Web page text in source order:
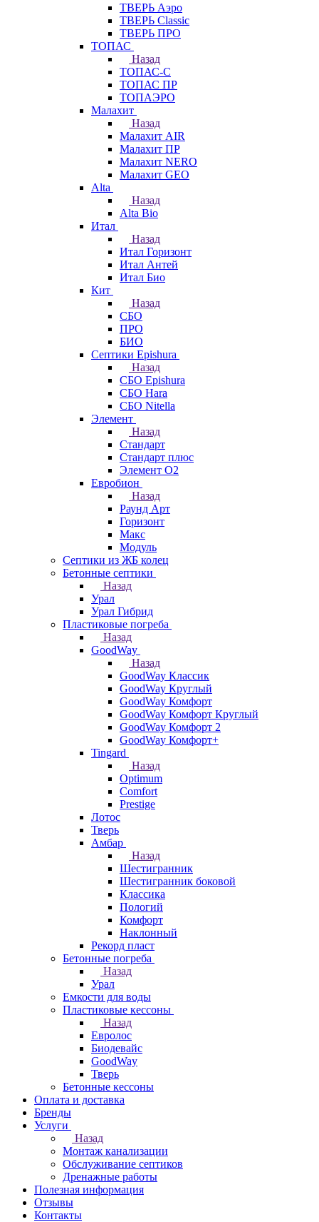
ТВЕРЬ Аэро
ТВЕРЬ Classic
ТВЕРЬ ПРО
ТОПАС
Назад
ТОПАС-С
ТОПАС ПР
ТОПАЭРО
Малахит
Назад
Малахит AIR
Малахит ПР
Малахит NERO
Малахит GEO
Alta
Назад
Alta Bio
Итал
Назад
Итал Горизонт
Итал Антей
Итал Био
Кит
Назад
СБО
ПРО
БИО
Септики Epishura
Назад
СБО Epishura
СБО Hara
СБО Nitella
Элемент
Назад
Стандарт
Стандарт плюс
Элемент О2
Евробион
Назад
Раунд Арт
Горизонт
Макс
Модуль
Септики из ЖБ колец
Бетонные септики
Назад
Урал
Урал Гибрид
Пластиковые погреба
Назад
GoodWay
Назад
GoodWay Классик
GoodWay Круглый
GoodWay Комфорт
GoodWay Комфорт Круглый
GoodWay Комфорт 2
GoodWay Комфорт+
Tingard
Назад
Optimum
Comfort
Prestige
Лотос
Тверь
Амбар
Назад
Шестигранник
Шестигранник боковой
Классика
Пологий
Комфорт
Наклонный
Рекорд пласт
Бетонные погреба
Назад
Урал
Емкости для воды
Пластиковые кессоны
Назад
Евролос
Биодевайс
GoodWay
Тверь
Бетонные кессоны
Оплата и доставка
Бренды
Услуги
Назад
Монтаж канализации
Обслуживание септиков
Дренажные работы
Полезная информация
Отзывы
Контакты